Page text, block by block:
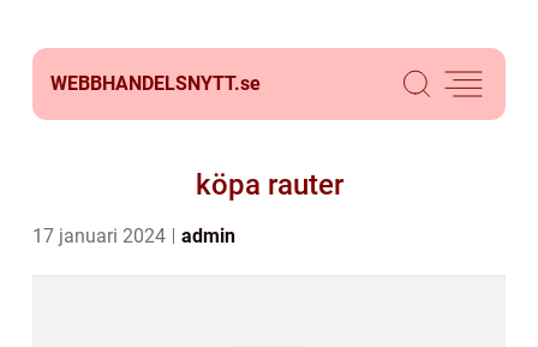
WEBBHANDELSNYTT.se
köpa rauter
17 januari 2024 admin